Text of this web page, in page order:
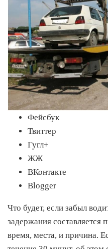
Фейсбук
Твиттер
Гугл+
ЖЖ
ВКонтакте
Blogger
Что будет, если забыл
задержания составляется
время, места, и причина.